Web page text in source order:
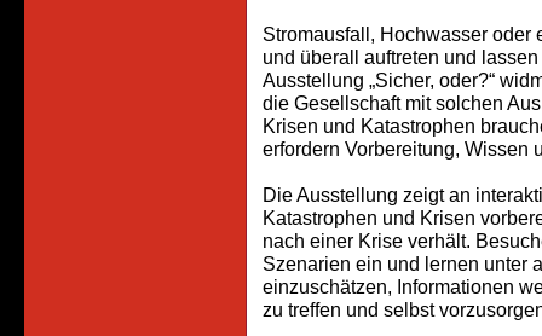
Stromausfall, Hochwasser
und überall auftreten und
Ausstellung „Sicher, oder?“
die Gesellschaft mit solchen
Krisen und Katastrophen
erfordern Vorbereitung, Wissen
Die Ausstellung zeigt an
Katastrophen und Krisen
nach einer Krise verhält.
Szenarien ein und lernen unter
einzuschätzen, Informationen
zu treffen und selbst